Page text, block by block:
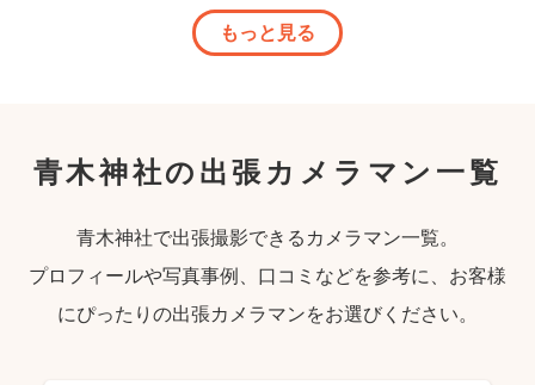
もっと見る
青木神社の出張カメラマン一覧
青木神社で出張撮影できるカメラマン一覧。
プロフィールや写真事例、口コミなどを参考に、お客様
にぴったりの出張カメラマンをお選びください。